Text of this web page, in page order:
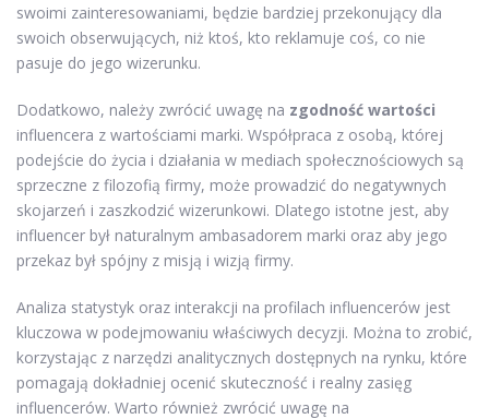
swoimi zainteresowaniami, będzie bardziej przekonujący dla
swoich obserwujących, niż ktoś, kto reklamuje coś, co nie
pasuje do jego wizerunku.
Dodatkowo, należy zwrócić uwagę na zgodność wartości
influencera z wartościami marki. Współpraca z osobą, której
podejście do życia i działania w mediach społecznościowych są
sprzeczne z filozofią firmy, może prowadzić do negatywnych
skojarzeń i zaszkodzić wizerunkowi. Dlatego istotne jest, aby
influencer był naturalnym ambasadorem marki oraz aby jego
przekaz był spójny z misją i wizją firmy.
Analiza statystyk oraz interakcji na profilach influencerów jest
kluczowa w podejmowaniu właściwych decyzji. Można to zrobić,
korzystając z narzędzi analitycznych dostępnych na rynku, które
pomagają dokładniej ocenić skuteczność i realny zasięg
influencerów. Warto również zwrócić uwagę na